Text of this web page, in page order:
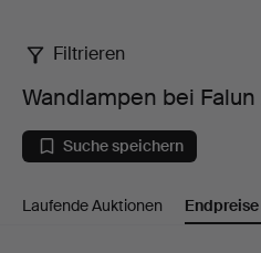
Wandlampen
bei
Falun
Auktionsbyrå
Filtrieren
Wandlampen bei
Suche speichern
Laufende Auktionen Endpreise